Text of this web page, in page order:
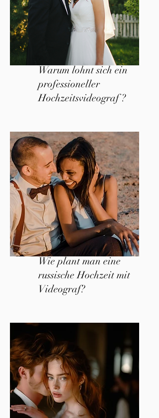
Warum lohnt sich ein
professioneller
Hochzeitsvideograf ?
Wie plant man eine
russische Hochzeit mit
Videograf?